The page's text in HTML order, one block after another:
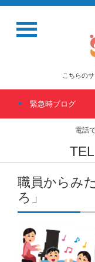
こちらの
緊急時ブログ
電話
職員からみ
ろ」